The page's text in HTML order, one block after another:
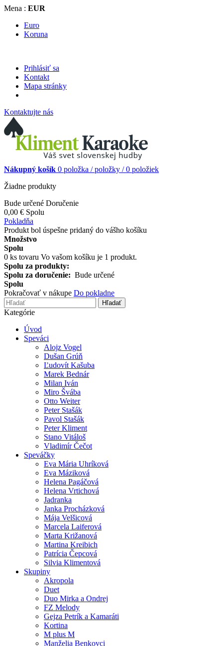
Mena : EUR
Euro
Koruna
Prihlásiť sa
Kontakt
Mapa stránky
Kontaktujte nás
Nákupný košík 0 položka / položky / 0 položiek
Žiadne produkty
Bude určené Doručenie
0,00 € Spolu
Pokladňa
Produkt bol úspešne pridaný do vášho košíku
Množstvo
Spolu
0 ks tovaru Vo vašom košíku je 1 produkt.
Spolu za produkty:
Spolu za doručenie: Bude určené
Spolu
Pokračovať v nákupe Do pokladne
Hľadať
Kategórie
Úvod
Speváci
Alojz Vogel
Dušan Grúň
Ľudovít Kašuba
Marek Bednár
Milan Iván
Miro Švába
Otto Weiter
Peter Stašák
Pavol Stašák
Peter Kliment
Stano Vitáloš
Vladimír Čečot
Speváčky
Eva Mária Uhríková
Eva Máziková
Helena Pagáčová
Helena Vrtichová
Jadranka
Janka Procházková
Mája Velšicová
Marcela Laiferová
Marta Križanová
Martina Kreibich
Patrícia Čepcová
Silvia Klimentová
Skupiny
Akropola
Duet
Duo Mirka a Ondrej
FZ Melody
Gejza Petrík a Kamaráti
Kortina
M plus M
Manželia Benkovci